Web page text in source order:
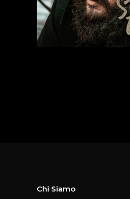
Chi Siamo